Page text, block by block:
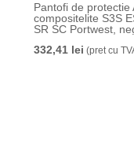
Pantofi de protectie
compositelite S3S
SR SC Portwest,
332,41 lei (pret cu